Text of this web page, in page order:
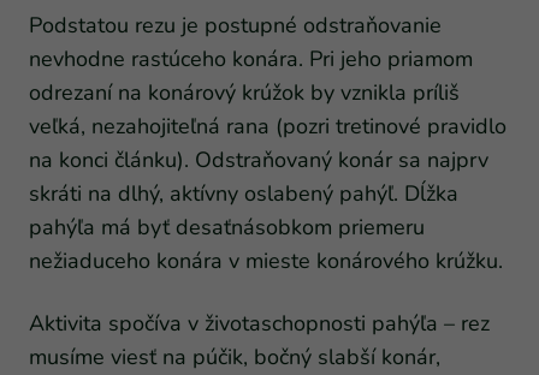
Podstatou rezu je postupné odstraňovanie
nevhodne rastúceho konára. Pri jeho priamom
odrezaní na konárový krúžok by vznikla príliš
veľká, nezahojiteľná rana (pozri tretinové pravidlo
na konci článku). Odstraňovaný konár sa najprv
skráti na dlhý, aktívny oslabený pahýľ. Dĺžka
pahýľa má byť desaťnásobkom priemeru
nežiaduceho konára v mieste konárového krúžku.
Aktivita spočíva v životaschopnosti pahýľa – rez
musíme viesť na púčik, bočný slabší konár,